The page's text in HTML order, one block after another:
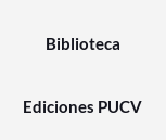
Biblioteca
Ediciones PUCV